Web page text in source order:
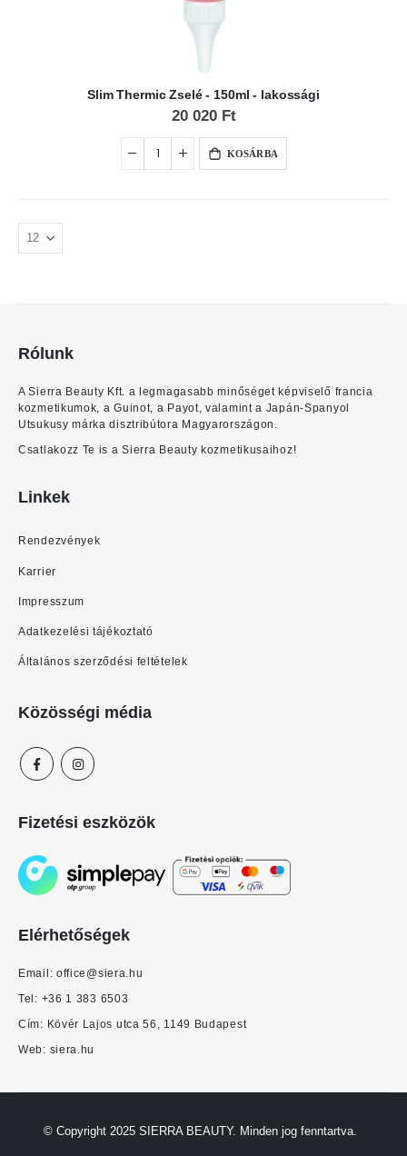
Slim Thermic Zselé - 150ml - lakossági
20 020 Ft
KOSÁRBA
Rólunk
A Sierra Beauty Kft. a legmagasabb minőséget képviselő francia
kozmetikumok, a Guinot, a Payot, valamint a Japán-Spanyol
Utsukusy márka disztribútora Magyarországon.
Csatlakozz Te is a Sierra Beauty kozmetikusaihoz!
Linkek
Rendezvények
Karrier
Impresszum
Adatkezelési tájékoztató
Általános szerződési feltételek
Közösségi média
Fizetési eszközök
Elérhetőségek
Email: office@siera.hu
Tel: +36 1 383 6503
Cím: Kövér Lajos utca 56, 1149 Budapest
Web: siera.hu
© Copyright 2025 SIERRA BEAUTY. Minden jog fenntartva.